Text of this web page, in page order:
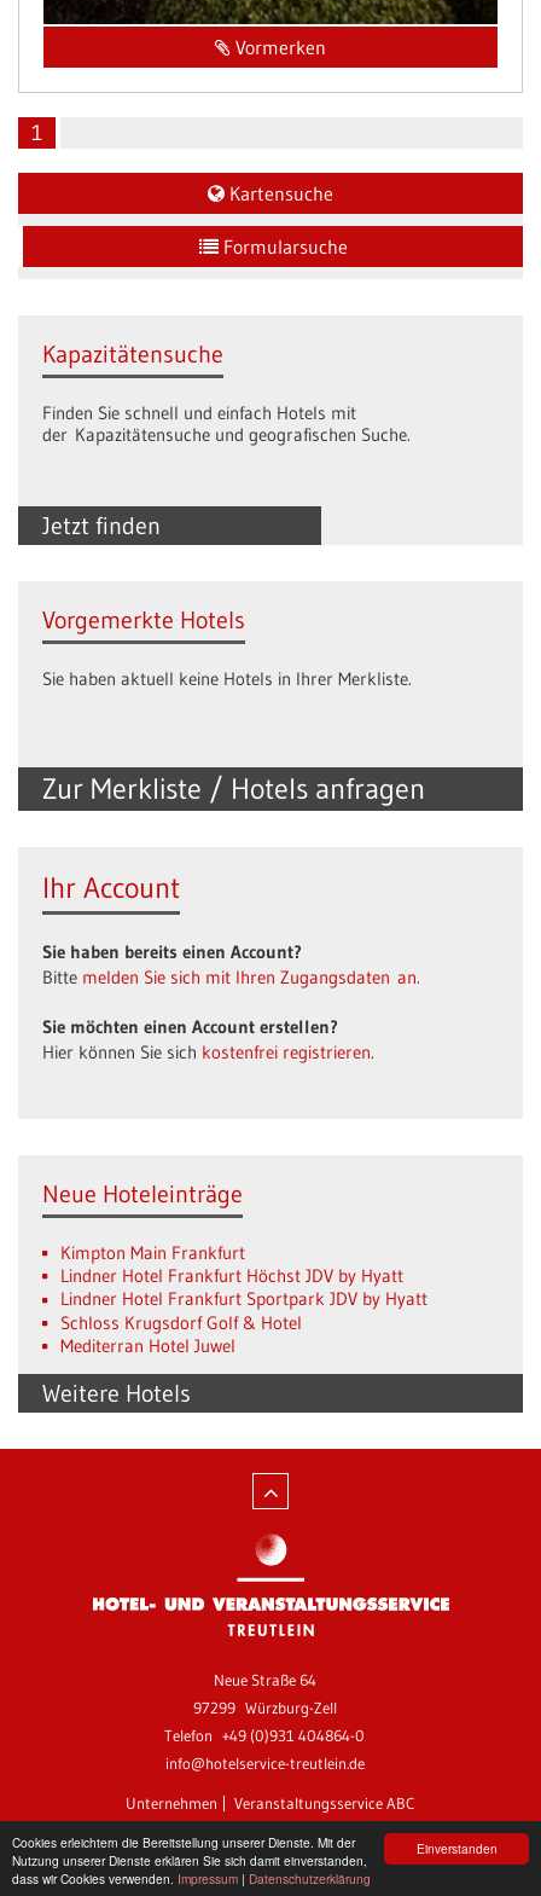
Einverstanden
Cookies erleichtern die Bereitstellung unserer Dienste. Mit der
Nutzung unserer Dienste erklären Sie sich damit einverstanden,
dass wir Cookies verwenden. Impressum | Datenschutzerklärung
Vormerken
1
Kartensuche
Formularsuche
Jetzt finden
Kapazitätensuche
Finden Sie schnell und einfach Hotels mit
der Kapazitätensuche und geografischen Suche.
Zur Merkliste / Hotels anfragen
Vorgemerkte Hotels
Sie haben aktuell keine Hotels in Ihrer Merkliste.
Ihr Account
Sie haben bereits einen Account?
Bitte melden Sie sich mit Ihren Zugangsdaten an.
Sie möchten einen Account erstellen?
Hier können Sie sich kostenfrei registrieren.
Weitere Hotels
Neue Hoteleinträge
Kimpton Main Frankfurt
Lindner Hotel Frankfurt Höchst JDV by Hyatt
Lindner Hotel Frankfurt Sportpark JDV by Hyatt
Schloss Krugsdorf Golf & Hotel
Mediterran Hotel Juwel
Neue Straße 64
97299 Würzburg-Zell
Telefon +49 (0)931 404864-0
info@hotelservice-treutlein.de
Unternehmen
Veranstaltungsservice ABC
Kontakt